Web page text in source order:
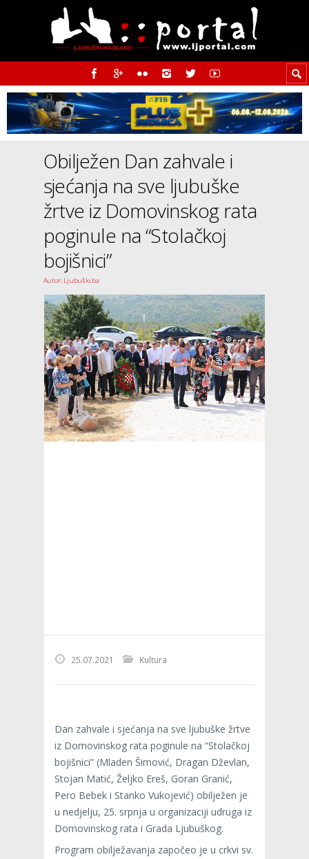
Obilježen Dan zahvale i
sjećanja na sve ljubuške
žrtve iz Domovinskog rata
poginule na “Stolačkoj
bojišnici”
Autor: Ljubuški.ba
25.07.2021 Kultura
Dan zahvale i sjećanja na sve ljubuške žrtve
iz Domovinskog rata poginule na “Stolačkoj
bojišnici” (Mladen Šimović, Dragan Dževlan,
Stojan Matić, Željko Ereš, Goran Granić,
Pero Bebek i Stanko Vukojević) obilježen je
u nedjelju, 25. srpnja u organizaciji udruga iz
Domovinskog rata i Grada Ljubuškog.
Program obilježavanja započeo je u crkvi sv.